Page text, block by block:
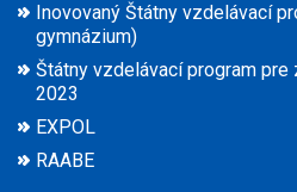
Inovovaný Štátny vzdelávací
gymnázium)
Štátny vzdelávací program pre
2023
EXPOL
RAABE